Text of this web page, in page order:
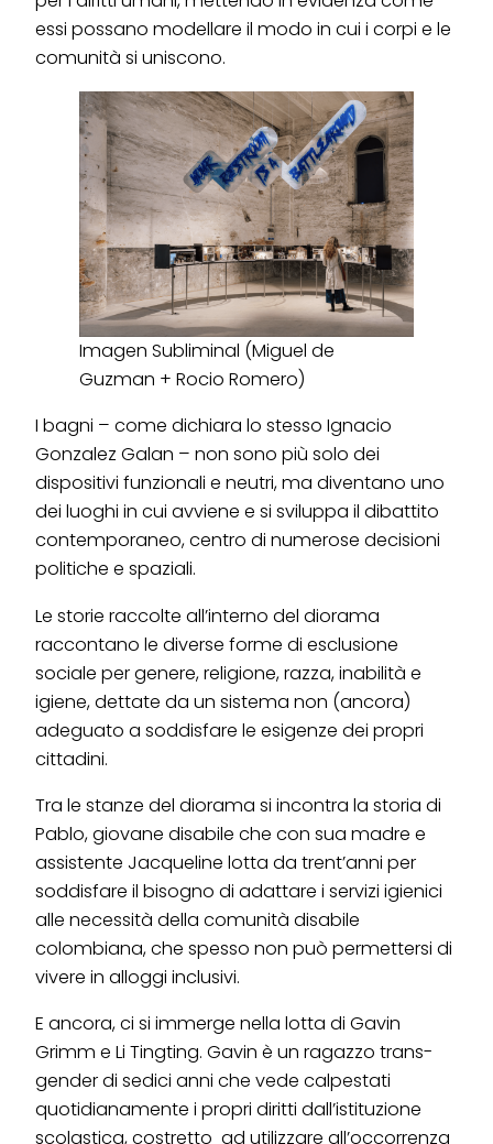
essi possano modellare il modo in cui i corpi e le
comunità si uniscono.
Imagen Subliminal (Miguel de
Guzman + Rocio Romero)
I bagni – come dichiara lo stesso Ignacio
Gonzalez Galan – non sono più solo dei
dispositivi funzionali e neutri, ma diventano uno
dei luoghi in cui avviene e si sviluppa il dibattito
contemporaneo, centro di numerose decisioni
politiche e spaziali.
Le storie raccolte all’interno del diorama
raccontano le diverse forme di esclusione
sociale per genere, religione, razza, inabilità e
igiene, dettate da un sistema non (ancora)
adeguato a soddisfare le esigenze dei propri
cittadini.
Tra le stanze del diorama si incontra la storia di
Pablo, giovane disabile che con sua madre e
assistente Jacqueline lotta da trent’anni per
soddisfare il bisogno di adattare i servizi igienici
alle necessità della comunità disabile
colombiana, che spesso non può permettersi di
vivere in alloggi inclusivi.
E ancora, ci si immerge nella lotta di Gavin
Grimm e Li Tingting. Gavin è un ragazzo trans-
gender di sedici anni che vede calpestati
quotidianamente i propri diritti dall’istituzione
scolastica, costretto ad utilizzare all’occorrenza